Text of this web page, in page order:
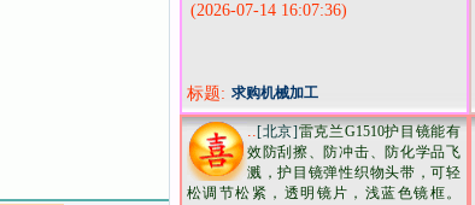
(2026-07-14 16:07:36)
标题: 求购机械加工
..[北京]雷克兰G1510护目镜能有
效防刮擦、防冲击、防化学品飞
溅，护目镜弹性织物头带，可轻
松调节松紧，透明镜片，浅蓝色镜框。